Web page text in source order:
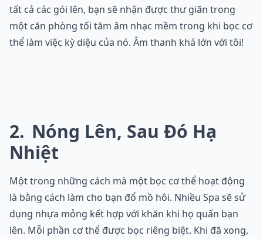
tất cả các gói lên, bạn sẽ nhận được thư giãn trong
một căn phòng tối tăm âm nhạc mềm trong khi bọc cơ
thể làm việc kỳ diệu của nó. Âm thanh khá lớn với tôi!
2 Nóng Lên, Sau Đó Hạ
Nhiệt
Một trong những cách mà một bọc cơ thể hoạt động
là bằng cách làm cho bạn đổ mồ hôi. Nhiều Spa sẽ sử
dụng nhựa mỏng kết hợp với khăn khi họ quấn bạn
lên. Mỗi phần cơ thể được bọc riêng biệt. Khi đã xong,